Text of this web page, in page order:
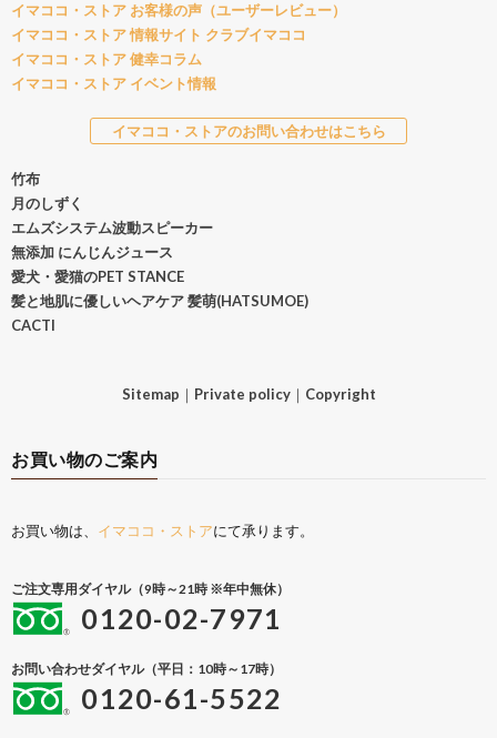
イマココ・ストア お客様の声（ユーザーレビュー）
イマココ・ストア 情報サイト クラブイマココ
イマココ・ストア 健幸コラム
イマココ・ストア イベント情報
イマココ・ストアのお問い合わせはこちら
竹布
月のしずく
エムズシステム波動スピーカー
無添加 にんじんジュース
愛犬・愛猫のPET STANCE
髪と地肌に優しいヘアケア 髪萌(HATSUMOE)
CACTI
Sitemap ｜ Private policy｜ Copyright
お買い物のご案内
お買い物は、 イマココ・ストアにて承ります。
ご注文専用ダイヤル（9時～21時 ※年中無休）
0120-02-7971
お問い合わせダイヤル（平日：10時～17時）
0120-61-5522